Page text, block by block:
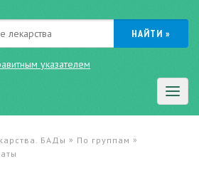
указателем
БАДы » По группам »